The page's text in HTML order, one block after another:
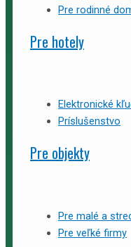
Pre rodinné
Pre hotely
Elektronické
Príslušenstvo
Pre objekty
Pre malé a
Pre veľké firmy